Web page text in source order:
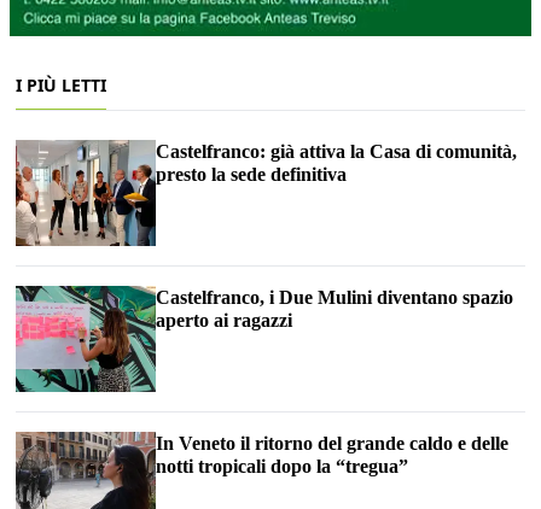
I PIÙ LETTI
Castelfranco: già attiva la Casa di comunità,
presto la sede definitiva
Castelfranco, i Due Mulini diventano spazio
aperto ai ragazzi
In Veneto il ritorno del grande caldo e delle
notti tropicali dopo la “tregua”